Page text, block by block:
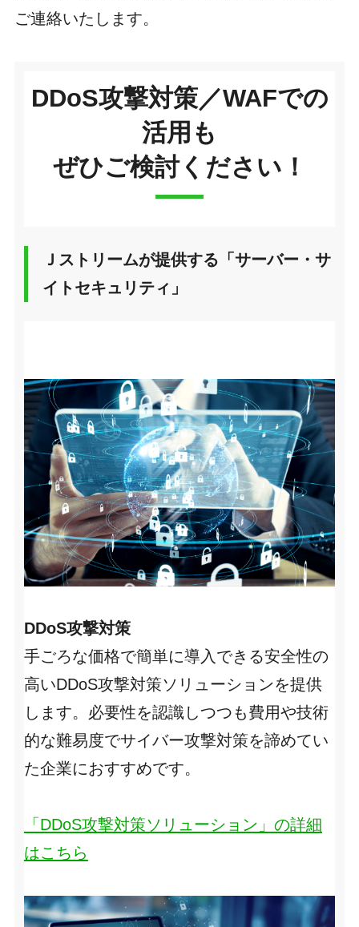
ご連絡いたします。
DDoS攻撃対策／WAFでの
活用も
ぜひご検討ください！
Ｊストリームが提供する「サーバー・サ
イトセキュリティ」
DDoS攻撃対策
手ごろな価格で簡単に導入できる安全性の
高いDDoS攻撃対策ソリューションを提供
します。必要性を認識しつつも費用や技術
的な難易度でサイバー攻撃対策を諦めてい
た企業におすすめです。
「DDoS攻撃対策ソリューション」の詳細
はこちら